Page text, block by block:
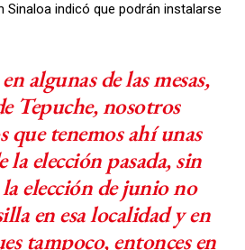
Sinaloa indicó que podrán instalarse
algunas de las mesas,
Tepuche, nosotros
que tenemos ahí unas
la elección pasada, sin
elección de junio no
en esa localidad y en
tampoco, entonces en